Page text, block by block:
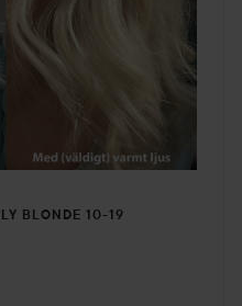
BLONDE 10-19